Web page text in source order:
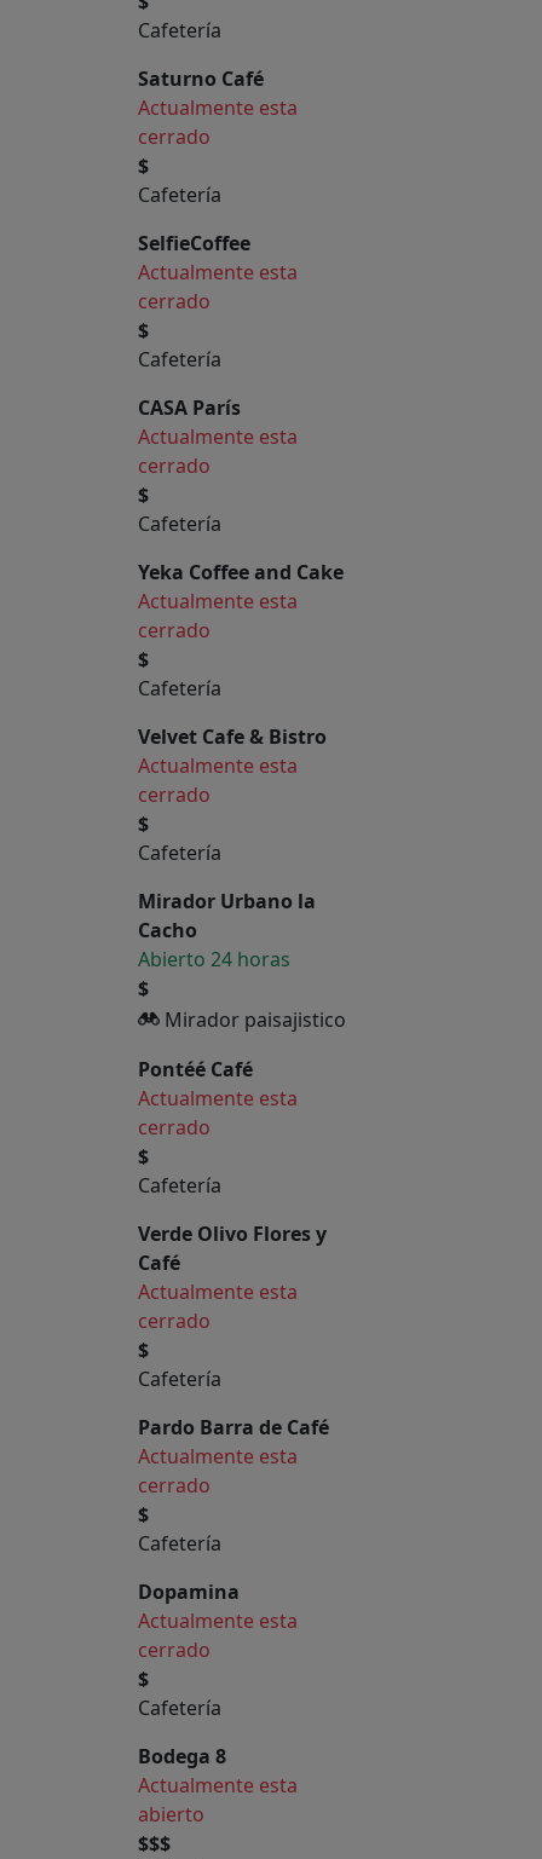
Cafetería
Saturno Café
Actualmente esta
cerrado
$
Cafetería
SelfieCoffee
Actualmente esta
cerrado
$
Cafetería
CASA París
Actualmente esta
cerrado
$
Cafetería
Yeka Coffee and Cake
Actualmente esta
cerrado
$
Cafetería
Velvet Cafe & Bistro
Actualmente esta
cerrado
$
Cafetería
Mirador Urbano la
Cacho
Abierto 24 horas
$
Mirador paisajistico
Pontéé Café
Actualmente esta
cerrado
$
Cafetería
Verde Olivo Flores y
Café
Actualmente esta
cerrado
$
Cafetería
Pardo Barra de Café
Actualmente esta
cerrado
$
Cafetería
Dopamina
Actualmente esta
cerrado
$
Cafetería
Bodega 8
Actualmente esta
abierto
$$$